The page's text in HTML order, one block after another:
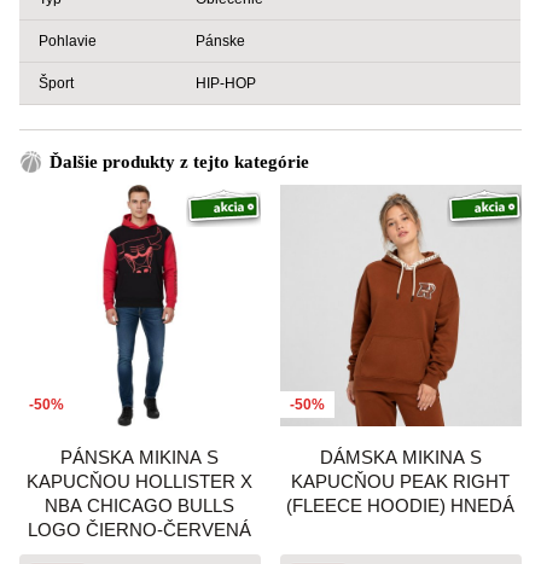
Pohlavie Pánske
Šport HIP-HOP
Ďalšie produkty z tejto kategórie
-50%
PÁNSKA MIKINA S
KAPUCŇOU HOLLISTER X
NBA CHICAGO BULLS
LOGO ČIERNO-ČERVENÁ
-50%
DÁMSKA MIKINA S
KAPUCŇOU PEAK RIGHT
(FLEECE HOODIE) HNEDÁ